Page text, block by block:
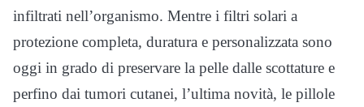
infiltrati nell’organismo. Mentre i filtri solari a
protezione completa, duratura e personalizzata sono
oggi in grado di preservare la pelle dalle scottature e
perfino dai tumori cutanei, l’ultima novità, le pillole